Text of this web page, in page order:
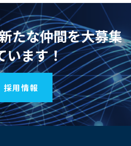
たな仲間を大募集
います！
採用情報